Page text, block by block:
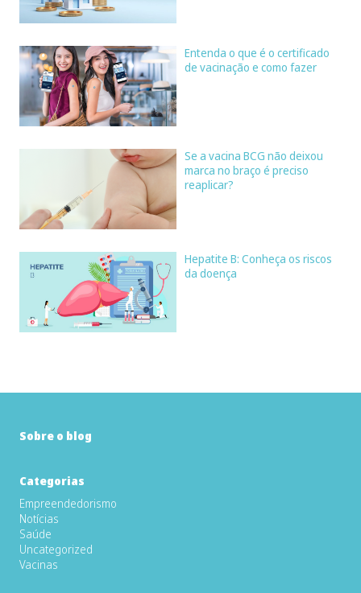
Entenda o que é o certificado
de vacinação e como fazer
Se a vacina BCG não deixou
marca no braço é preciso
reaplicar?
Hepatite B: Conheça os riscos
da doença
Sobre o blog
Categorias
Empreendedorismo
Notícias
Saúde
Uncategorized
Vacinas